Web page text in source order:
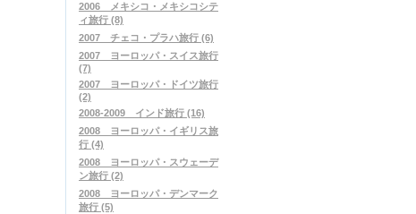
2006 メキシコ・メキシコシテ
ィ旅行 (8)
2007 チェコ・プラハ旅行 (6)
2007 ヨーロッパ・スイス旅行
(7)
2007 ヨーロッパ・ドイツ旅行
(2)
2008-2009 インド旅行 (16)
2008 ヨーロッパ・イギリス旅
行 (4)
2008 ヨーロッパ・スウェーデ
ン旅行 (2)
2008 ヨーロッパ・デンマーク
旅行 (5)